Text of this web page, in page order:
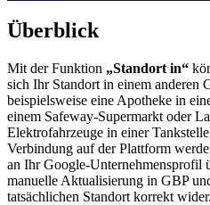
Überblick
Mit der Funktion „Standort in“
sich Ihr Standort in einem anderen
beispielsweise eine Apotheke in
einem Safeway-Supermarkt oder
Elektrofahrzeuge in einer
Verbindung auf der Plattform
an Ihr Google-Unternehmensprofil
manuelle Aktualisierung in GBP
tatsächlichen Standort korrekt wider.